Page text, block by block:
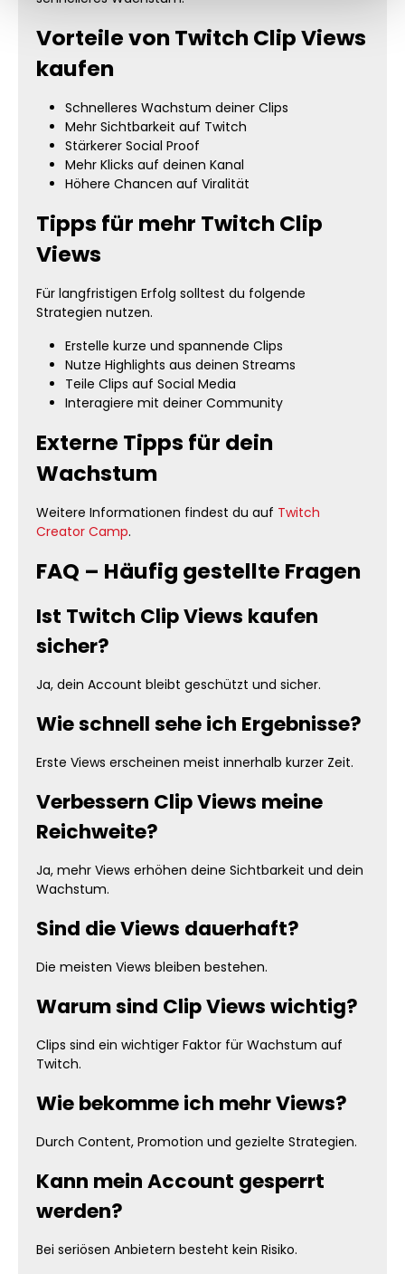
Vorteile von Twitch Clip Views
kaufen
Schnelleres Wachstum deiner Clips
Mehr Sichtbarkeit auf Twitch
Stärkerer Social Proof
Mehr Klicks auf deinen Kanal
Höhere Chancen auf Viralität
Tipps für mehr Twitch Clip
Views
Für langfristigen Erfolg solltest du folgende
Strategien nutzen.
Erstelle kurze und spannende Clips
Nutze Highlights aus deinen Streams
Teile Clips auf Social Media
Interagiere mit deiner Community
Externe Tipps für dein
Wachstum
Weitere Informationen findest du auf Twitch
Creator Camp.
FAQ – Häufig gestellte Fragen
Ist Twitch Clip Views kaufen
sicher?
Ja, dein Account bleibt geschützt und sicher.
Wie schnell sehe ich Ergebnisse?
Erste Views erscheinen meist innerhalb kurzer Zeit.
Verbessern Clip Views meine
Reichweite?
Ja, mehr Views erhöhen deine Sichtbarkeit und dein
Wachstum.
Sind die Views dauerhaft?
Die meisten Views bleiben bestehen.
Warum sind Clip Views wichtig?
Clips sind ein wichtiger Faktor für Wachstum auf
Twitch.
Wie bekomme ich mehr Views?
Durch Content, Promotion und gezielte Strategien.
Kann mein Account gesperrt
werden?
Bei seriösen Anbietern besteht kein Risiko.